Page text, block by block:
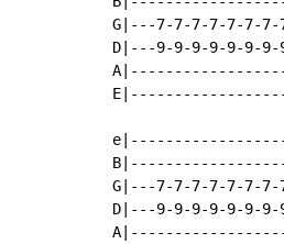
G|---7-7-7-7-7-7-7-
D|---9-9-9-9-9-9-
G|---7-7-7-7-7-7-7-
D|---9-9-9-9-9-9-